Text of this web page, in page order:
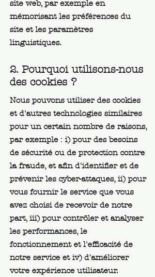
site web, par exemple en
mémorisant les préférences du
site et les paramètres
linguistiques.
2. Pourquoi utilisons-nous
des cookies ?
Nous pouvons utiliser des cookies
et d'autres technologies similaires
pour un certain nombre de raisons,
par exemple : i) pour des besoins
de sécurité ou de protection contre
la fraude, et afin d'identifier et de
prévenir les cyber-attaques, ii) pour
vous fournir le service que vous
avez choisi de recevoir de notre
part, iii) pour contrôler et analyser
les performances, le
fonctionnement et l'efficacité de
notre service et iv) d'améliorer
votre expérience utilisateur.